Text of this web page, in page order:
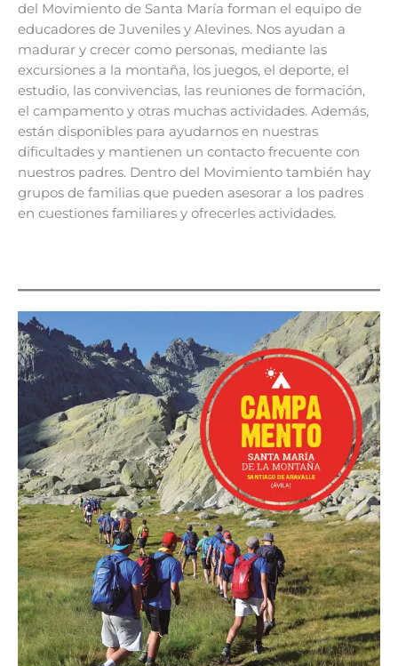
del Movimiento de Santa María forman el equipo de
educadores de Juveniles y Alevines. Nos ayudan a
madurar y crecer como personas, mediante las
excursiones a la montaña, los juegos, el deporte, el
estudio, las convivencias, las reuniones de formación,
el campamento y otras muchas actividades. Además,
están disponibles para ayudarnos en nuestras
dificultades y mantienen un contacto frecuente con
nuestros padres. Dentro del Movimiento también hay
grupos de familias que pueden asesorar a los padres
en cuestiones familiares y ofrecerles actividades.